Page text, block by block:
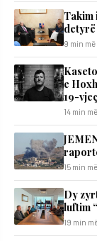
Takim
detyrë
9 min
e
19-
14 min
15 min
Dy
luftim
19 min